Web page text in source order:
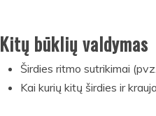
Kitų būklių valdymas
Širdies ritmo sutrikimai
Kai kurių kitų širdies ir